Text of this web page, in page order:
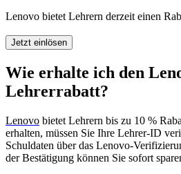
Lenovo bietet Lehrern derzeit einen
Jetzt einlösen
Wie erhalte ich den
Lehrerrabatt?
Lenovo bietet Lehrern bis zu 10 %
erhalten, müssen Sie Ihre Lehrer-ID
Schuldaten über das Lenovo-
der Bestätigung können Sie sofort